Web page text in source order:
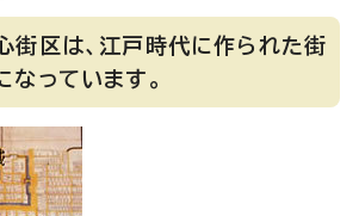
街区は、江戸時代に作られた街
なっています。